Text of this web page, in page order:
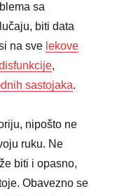
sa
biti data
na sve lekove
,
sastojaka.
nipošto ne
ruku. Ne
biti i opasno,
Obavezno se